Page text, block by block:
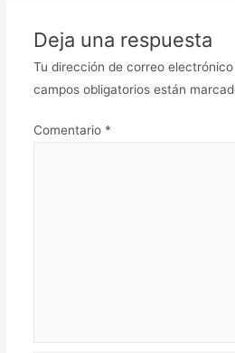
Deja una respuesta
Tu dirección de correo
campos obligatorios están
Comentario *